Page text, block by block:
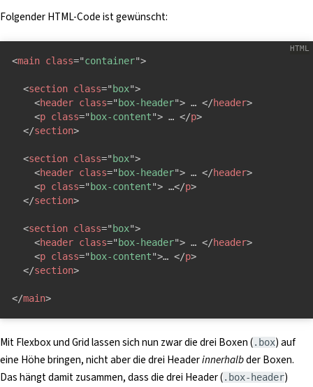
Folgender HTML-Code ist gewünscht:
<main class="container">
<section class=" box">
<header class=" box-header"> … </header>
<p class=" box-content"> … </p>
</section>
<section class=" box">
<header class=" box-header"> … </header>
<p class=" box-content"> …</p>
</section>
<section class=" box">
<header class=" box-header"> … </header>
<p class=" box-content">… </p>
</section>
</main>
Mit Flexbox und Grid lassen sich nun zwar die drei Boxen (.box) auf
eine Höhe bringen, nicht aber die drei Headerinnerhalbder Boxen.
Das hängt damit zusammen, dass die drei Header (.box-header)